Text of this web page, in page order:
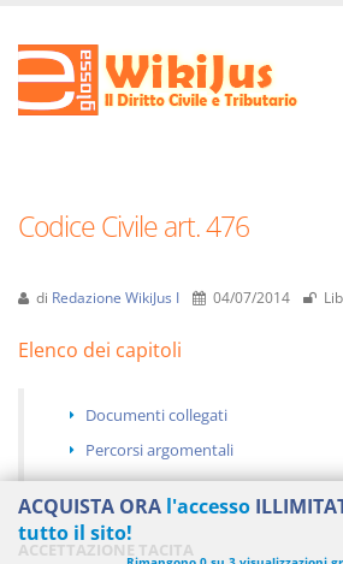
Codice Civile art. 476
di Redazione WikiJus I 04/07/2014
Elenco dei capitoli
Documenti collegati
Percorsi argomentali
ACCETTAZIONE TACITA
ACQUISTA ORA l'accesso
tutto il sito!